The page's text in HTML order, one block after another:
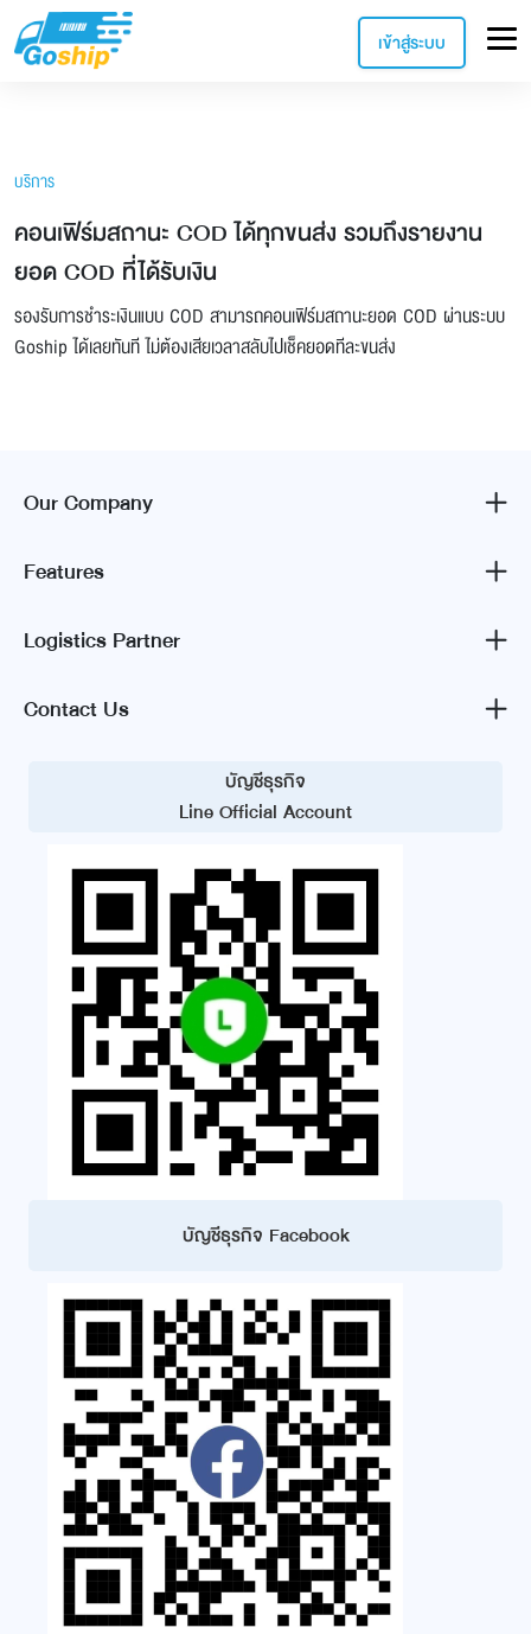
เข้าสู่ระบบ
บริการ
คอนเฟิร์มสถานะ COD ได้ทุกขนส่ง รวมถึงรายงาน
ยอด COD ที่ได้รับเงิน
รองรับการชำระเงินแบบ COD สามารถคอนเฟิร์มสถานะยอด COD ผ่านระบบ
Goship ได้เลยทันที ไม่ต้องเสียเวลาสลับไปเช็คยอดทีละขนส่ง
Our Company
Features
Logistics Partner
Contact Us
บัญชีธุรกิจ
Line Official Account
บัญชีธุรกิจ Facebook